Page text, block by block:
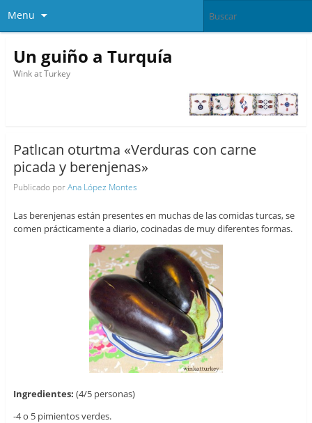
Menu
Un guiño a Turquía
Wink at Turkey
Patlıcan oturtma «Verduras con carne
picada y berenjenas»
Publicado porAna López Montes
Las berenjenas están presentes en muchas de las comidas turcas, se
comen prácticamente a diario, cocinadas de muy diferentes formas.
Ingredientes: (4/5 personas)
-4 o 5 pimientos verdes.